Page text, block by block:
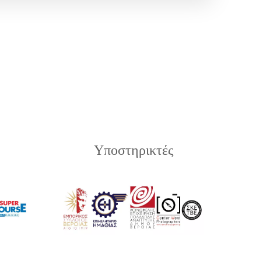
Υποστηρικτές